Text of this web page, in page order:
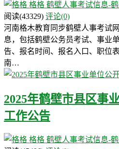
格格 鹤壁人事考试信息-
阅读(43329) 评论(0)
河南格木教育同步鹤壁人事考试
息，包括鹤壁公务员考试、事业
告、报名时间、报名入口、职位
南…
2025年鹤壁市县区事
工作公告
格格 鹤壁人事考试信息-